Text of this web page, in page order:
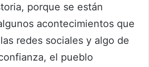
porque se están
acontecimientos que
redes sociales y algo de
el pueblo